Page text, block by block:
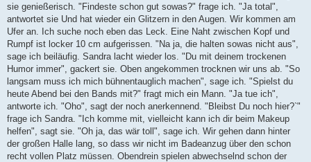
sie genießerisch. "Findeste schon gut sowas?" frage ich. "Ja total",
antwortet sie Und hat wieder ein Glitzern in den Augen. Wir kommen am
Ufer an. Ich suche noch eben das Leck. Eine Naht zwischen Kopf und
Rumpf ist locker 10 cm aufgerissen. "Na ja, die halten sowas nicht aus",
sage ich beiläufig. Sandra lacht wieder los. "Du mit deinem trockenen
Humor immer", gackert sie. Oben angekommen trocknen wir uns ab. "So
langsam muss ich mich bühnentauglich machen", sage ich. "Spielst du
heute Abend bei den Bands mit?" fragt mich ein Mann. "Ja tue ich",
antworte ich. "Oho", sagt der noch anerkennend. "Bleibst Du noch hier?`"
frage ich Sandra. "Ich komme mit, vielleicht kann ich dir beim Makeup
helfen", sagt sie. "Oh ja, das wär toll", sage ich. Wir gehen dann hinter
der großen Halle lang, so dass wir nicht im Badeanzug über den schon
recht vollen Platz müssen. Obendrein spielen abwechselnd schon der